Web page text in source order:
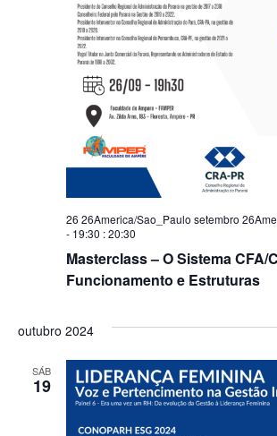
Masterclass – O Sistema CFA/
Funcionamento e Estruturas
26 26America/Sao_Paulo setembro
- 19:30 :20:30
outubro 2024
SÁB
19